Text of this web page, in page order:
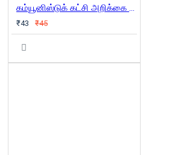
கம்யூனிஸ்டுக் கட்சி அறிக்கை (சிறியது)
₹43 ₹45